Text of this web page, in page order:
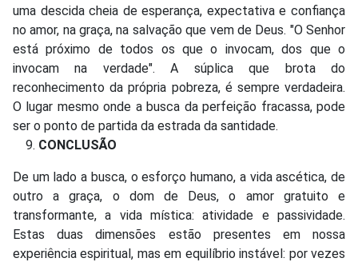
uma descida cheia de esperança, expectativa e confiança
no amor, na graça, na salvação que vem de Deus. "O Senhor
está próximo de todos os que o invocam, dos que o
invocam na verdade". A súplica que brota do
reconhecimento da própria pobreza, é sempre verdadeira.
O lugar mesmo onde a busca da perfeição fracassa, pode
ser o ponto de partida da estrada da santidade.
CONCLUSÃO
De um lado a busca, o esforço humano, a vida ascética, de
outro a graça, o dom de Deus, o amor gratuito e
transformante, a vida mística: atividade e passividade.
Estas duas dimensões estão presentes em nossa
experiência espiritual, mas em equilíbrio instável: por vezes